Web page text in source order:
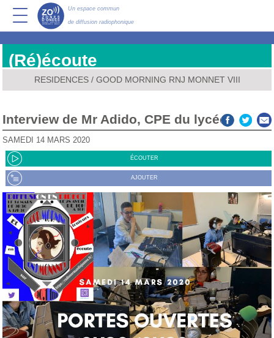
Un espace commun
de diffusion radiophonique
(Ré)écoute
RESIDENCES/ GOOD MORNING RNJ MONNET VIII
Interview de Mr Adido, CPE du lycée
SAMEDI 14 MARS 2020
ÉCOUTER
AJOUTER